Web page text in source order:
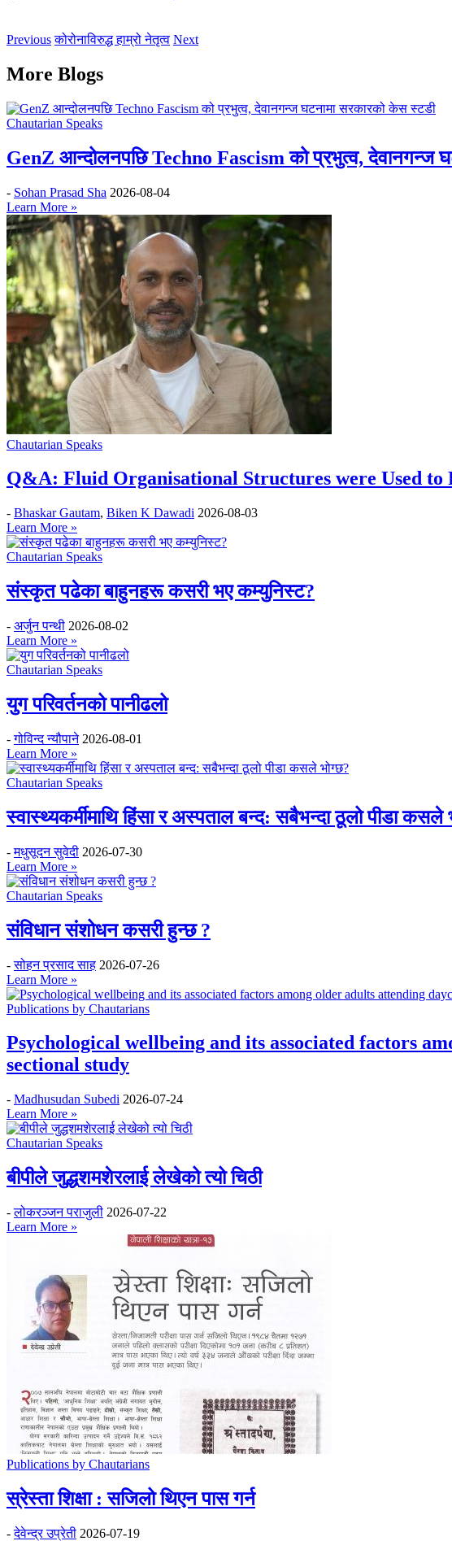
Previous कोरोनाविरुद्ध हाम्रो नेतृत्व Next
More Blogs
Chautarian Speaks
GenZ आन्दोलनपछि Techno Fascism को प्रभुत्व, देवानगन्ज
- Sohan Prasad Sha 2026-08-04
Learn More »
Chautarian Speaks
Q&A: Fluid Organisational Structures were Used to
- Bhaskar Gautam, Biken K Dawadi 2026-08-03
Learn More »
Chautarian Speaks
संस्कृत पढेका बाहुनहरू कसरी भए कम्युनिस्ट?
- अर्जुन पन्थी 2026-08-02
Learn More »
Chautarian Speaks
युग परिवर्तनको पानीढलो
-गोविन्द न्यौपाने 2026-08-01
Learn More »
Chautarian Speaks
स्वास्थ्यकर्मीमाथि हिंसा र अस्पताल बन्द: सबैभन्दा ठूलो पीडा कसले
-मधुसूदन सुवेदी 2026-07-30
Learn More »
Chautarian Speaks
संविधान संशोधन कसरी हुन्छ ?
-सोहन प्रसाद साह 2026-07-26
Learn More »
Publications by Chautarians
Psychological wellbeing and its associated factors
sectional study
- Madhusudan Subedi 2026-07-24
Learn More »
Chautarian Speaks
बीपीले जुद्धशमशेरलाई लेखेको त्यो चिठी
-लोकरञ्‍जन पराजुली 2026-07-22
Learn More »
Publications by Chautarians
स्रेस्ता शिक्षा : सजिलो थिएन पास गर्न
-देवेन्द्र उप्रेती 2026-07-19